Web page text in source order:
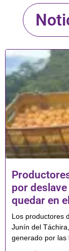
por
quedar en
Los productores
Junín del
generado por las